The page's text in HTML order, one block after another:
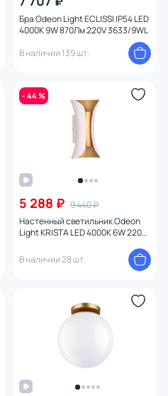
Бра Odeon Light ECLISSI IP54 LED
4000K 9W 870Лм 220V 3633/9WL
В наличии 139 шт.
- 44 %
5 288 ₽ 9 440 ₽
Настенный светильник Odeon
Light KRISTA LED 4000K 6W 220V
В наличии 28 шт.